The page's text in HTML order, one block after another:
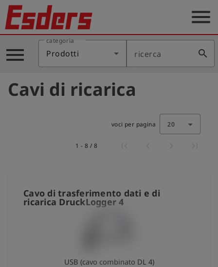
Prodotti
Applicazione
Assistenza
menu
menu
categoria
Prodotti ricerca search
Cavi di ricarica
voci per pagina 20
1 - 8 / 8
Cavo di trasferimento dati e di
ricarica DruckLogger 4
USB (cavo combinato DL 4)